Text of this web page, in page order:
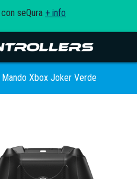
con seQura + info
Mando Xbox Joker Verde